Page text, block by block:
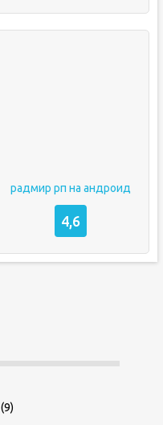
радмир рп на андроид
4,6
(9)